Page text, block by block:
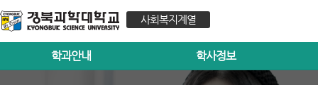
사회복지계열
학과안내 학사정보